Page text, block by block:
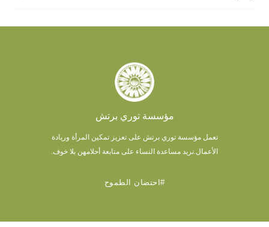
مؤسسة توري برتش
تعمل مؤسسة توري برتش على تعزيز تمكين المرأة وريادة
الأعمال.نريد مساعدة النساء على متابعة أحلامهن بلا خوف.
#احتضان الطموح